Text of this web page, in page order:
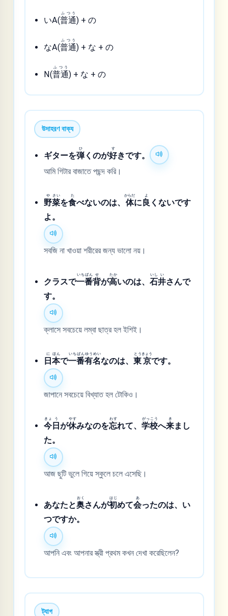
いA(普通
ふつう
) + の
なA(普通
ふつう
) + な + の
N(普通
ふつう
) + な + の
উদাহরণ বাক্য
ギターを弾
ひ
くのが好
す
きです。
আমি গিটার বাজাতে পছন্দ করি।
野
や
菜
さい
を食
た
べないのは、 体
からだ
に良
よ
くないです
よ。
সবজি না খাওয়া শরীরের জন্য ভালো নয়।
クラスで一
いち
番
ばん
背
せ
が高
たか
いのは、石
いし
井
い
さんで
す。
ক্লাসে সবচেয়ে লম্বা ছাত্র হল ইশিই।
日
に
本
ほん
で一
いち
番
ばん
有
ゆう
名
めい
なのは、東
とう
京
きょう
です。
জাপানে সবচেয়ে বিখ্যাত হল টোকিও।
今
きょ
日
う
が休
やす
みなのを忘
わす
れて、学
がっ
校
こう
へ来
き
まし
た。
আজ ছুটি ভুলে গিয়ে স্কুলে চলে এসেছি।
あなたと奥
おく
さんが初
はじ
めて会
あ
ったのは、い
つですか。
আপনি এবং আপনার স্ত্রী প্রথম কখন দেখা করেছিলেন?
ট্যাগ